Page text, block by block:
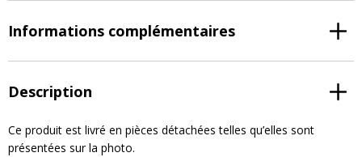
Informations complémentaires
Description
Ce produit est livré en pièces détachées telles qu’elles sont
présentées sur la photo.